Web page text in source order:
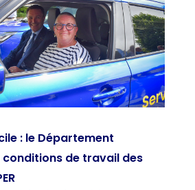
: le Département
conditions de travail des